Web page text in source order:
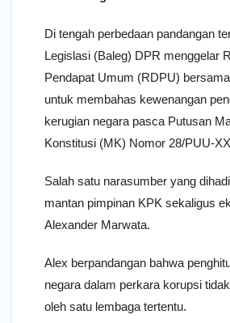
Di tengah perbedaan pandangan
Legislasi (Baleg) DPR menggelar
Pendapat Umum (RDPU)
untuk membahas kewenangan
kerugian negara pasca Putusan
Konstitusi (MK) Nomor 28/PUU-
Salah satu narasumber yang
mantan pimpinan KPK sekaligus
Alexander Marwata.
Alex berpandangan bahwa
negara dalam perkara korupsi
oleh satu lembaga tertentu.